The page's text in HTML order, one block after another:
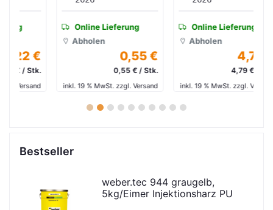
Online Lieferung
Abholen
0,55 €
0,55 € / Stk.
inkl. 19 % MwSt. zzgl. Versand
Online Lieferung
Abholen
4,79 €
4,79 € / Stk.
inkl. 19 % MwSt. zzgl. Versand
1 2 3 4 5 6 7 8 9 10
Bestseller
weber.tec 944 graugelb,
5kg/Eimer Injektionsharz PU